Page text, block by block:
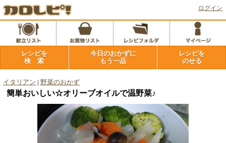
ログイン
レシピを
検 索
今日のおかずに
もう一品
レシピを
のせる
イタリアン 野菜のおかず
簡単おいしい☆オリーブオイルで温野菜♪